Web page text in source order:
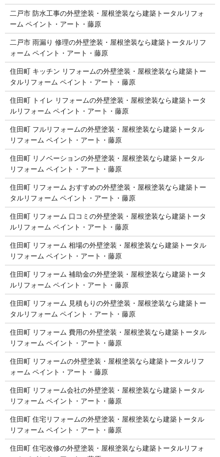
二戸市 防水工事の外壁塗装・屋根塗装なら建築トータルリフォ
ーム ペイント・アート・藤原
二戸市 雨漏り 修理の外壁塗装・屋根塗装なら建築トータルリフ
ォーム ペイント・アート・藤原
住田町 キッチン リフォームの外壁塗装・屋根塗装なら建築トー
タルリフォーム ペイント・アート・藤原
住田町 トイレ リフォームの外壁塗装・屋根塗装なら建築トータ
ルリフォーム ペイント・アート・藤原
住田町 フルリフォームの外壁塗装・屋根塗装なら建築トータル
リフォーム ペイント・アート・藤原
住田町 リノベーションの外壁塗装・屋根塗装なら建築トータル
リフォーム ペイント・アート・藤原
住田町 リフォーム おすすめの外壁塗装・屋根塗装なら建築トー
タルリフォーム ペイント・アート・藤原
住田町 リフォーム 口コミの外壁塗装・屋根塗装なら建築トータ
ルリフォーム ペイント・アート・藤原
住田町 リフォーム 相場の外壁塗装・屋根塗装なら建築トータル
リフォーム ペイント・アート・藤原
住田町 リフォーム 補助金の外壁塗装・屋根塗装なら建築トータ
ルリフォーム ペイント・アート・藤原
住田町 リフォーム 見積もりの外壁塗装・屋根塗装なら建築トー
タルリフォーム ペイント・アート・藤原
住田町 リフォーム 費用の外壁塗装・屋根塗装なら建築トータル
リフォーム ペイント・アート・藤原
住田町 リフォームの外壁塗装・屋根塗装なら建築トータルリフ
ォーム ペイント・アート・藤原
住田町 リフォーム会社の外壁塗装・屋根塗装なら建築トータル
リフォーム ペイント・アート・藤原
住田町 住宅リフォームの外壁塗装・屋根塗装なら建築トータル
リフォーム ペイント・アート・藤原
住田町 住宅改修の外壁塗装・屋根塗装なら建築トータルリフォ